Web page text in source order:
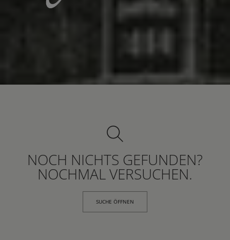
NOCH NICHTS GEFUNDEN?
NOCHMAL VERSUCHEN.
SUCHE ÖFFNEN